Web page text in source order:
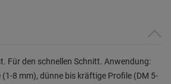
Für den schnellen Schnitt. Anwendung:
(1-8 mm), dünne bis kräftige Profile (DM 5-